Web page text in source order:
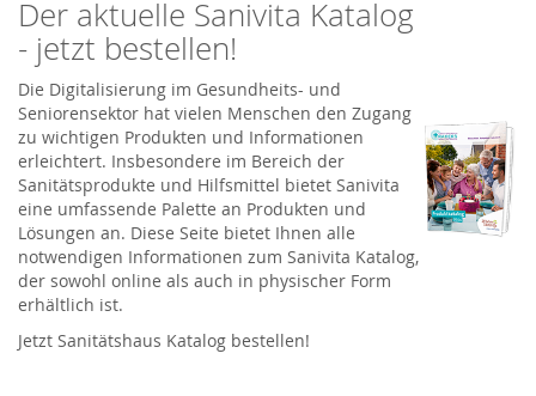
Der aktuelle Sanivita Katalog
- jetzt bestellen!
Die Digitalisierung im Gesundheits- und
Seniorensektor hat vielen Menschen den Zugang
zu wichtigen Produkten und Informationen
erleichtert. Insbesondere im Bereich der
Sanitätsprodukte und Hilfsmittel bietet Sanivita
eine umfassende Palette an Produkten und
Lösungen an. Diese Seite bietet Ihnen alle
notwendigen Informationen zum Sanivita Katalog,
der sowohl online als auch in physischer Form
erhältlich ist.
Jetzt Sanitätshaus Katalog bestellen!